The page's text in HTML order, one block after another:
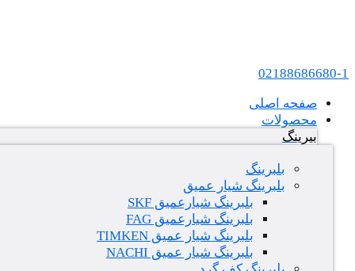
02188686680-1
صفحه اصلی
محصولات
بیرینگ
بلبرینگ
بلبرینگ شیار عمیق
بلبرینگ شیارعمیق SKF
بلبرینگ شیارعمیق FAG
بلبرینگ شیار عمیق TIMKEN
بلبرینگ شیار عمیق NACHI